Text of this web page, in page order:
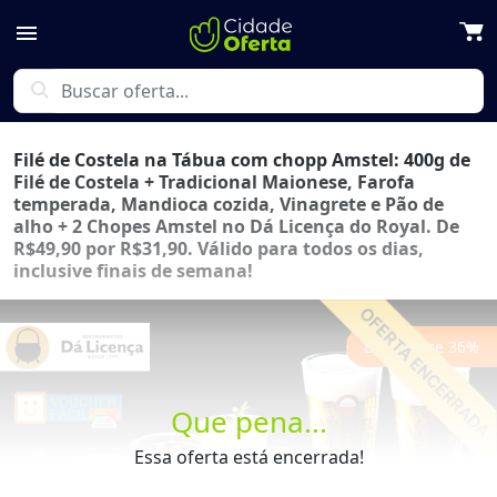
menu
search
Que pena...
Essa oferta está encerrada!
Filé de Costela na Tábua com chopp Amstel: 400g de
Filé de Costela + Tradicional Maionese, Farofa
temperada, Mandioca cozida, Vinagrete e Pão de
alho + 2 Chopes Amstel no Dá Licença do Royal. De
R$49,90 por R$31,90. Válido para todos os dias,
inclusive finais de semana!
Economize 36%